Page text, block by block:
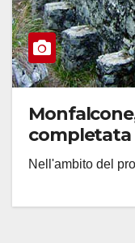
completata
Nell'ambito del